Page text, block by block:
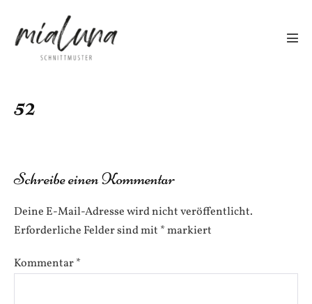
Inhalt
springen
52
Schreibe einen Kommentar
Deine E-Mail-Adresse wird nicht veröffentlicht.
Erforderliche Felder sind mit *markiert
Kommentar*